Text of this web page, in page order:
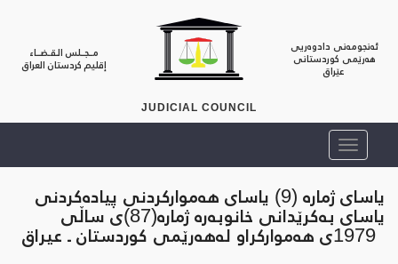
ئەنجومەنی دادوەریی
هەرێمی کوردستانی
عێراق
JUDICIAL COUNCIL
مــجــلس الـقـضــاء
إقليم كردستان العراق
یاسای ژماره‌ (9) یاسای هه‌مواركردنی پیاده‌كردنی
یاسای به‌كرێدانی خانوبه‌ره‌ ژماره‌(87)ی ساڵی
1979ی هه‌مواركراو له‌هه‌رێمی كوردستان ـ عیراق